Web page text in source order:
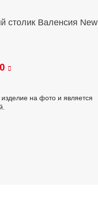
столик Валенсия New
на фото и является